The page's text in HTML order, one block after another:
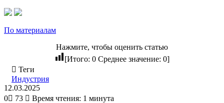
По материалам
Нажмите, чтобы оценить статью
[Итого: 0 Среднее значение: 0]
Теги
Индустрия
12.03.2025
0
73
Время чтения: 1 минута